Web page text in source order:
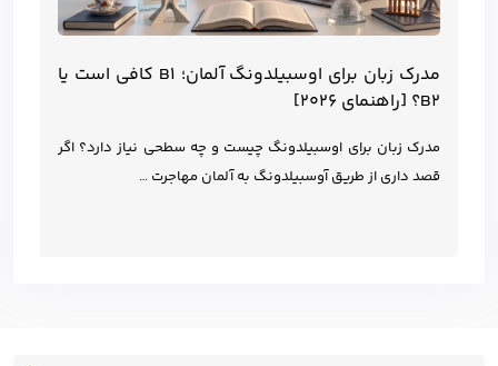
مدرک زبان برای اوسبیلدونگ آلمان؛ B1 کافی است یا
B2؟ [راهنمای ۲۰۲۶]
مدرک زبان برای اوسبیلدونگ چیست و چه سطحی نیاز دارد؟ اگر
قصد داری از طریق آوسبیلدونگ به آلمان مهاجرت …